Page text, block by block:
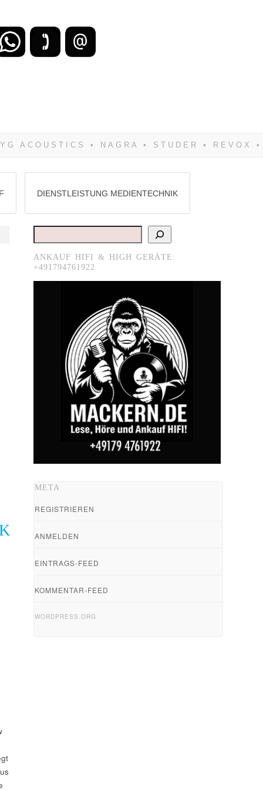
DIENSTLEISTUNG MEDIENTECHNIK
Suchen
ANKAUF HIFI & HIGH GERÄTE:
+491794761922
META
REGISTRIEREN
ANMELDEN
EINTRAGS-FEED
KOMMENTAR-FEED
WORDPRESS.ORG